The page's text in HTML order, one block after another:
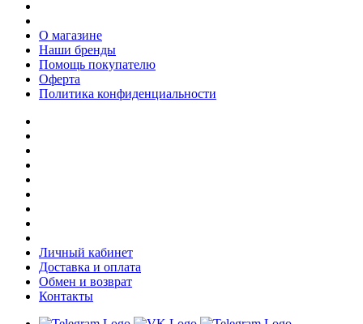
О магазине
Наши бренды
Помощь покупателю
Оферта
Политика конфиденциальности
Личный кабинет
Доставка и оплата
Обмен и возврат
Контакты